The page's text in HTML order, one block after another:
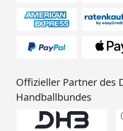
Offizieller Partner des
Handballbundes